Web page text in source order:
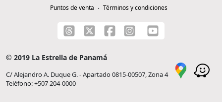
Puntos de venta
Términos y condiciones
© 2019 La Estrella de Panamá
C/ Alejandro A. Duque G. - Apartado 0815-00507, Zona 4
Teléfono: +507 204-0000